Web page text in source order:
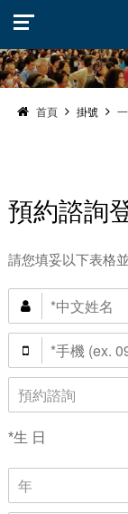
首頁 掛號
預約諮詢
請您填妥以下表格
*生 日